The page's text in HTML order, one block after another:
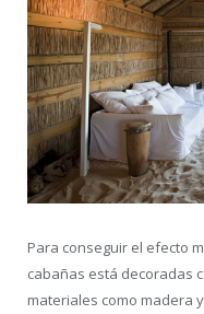
Para conseguir el efecto
cabañas está decoradas
materiales como madera